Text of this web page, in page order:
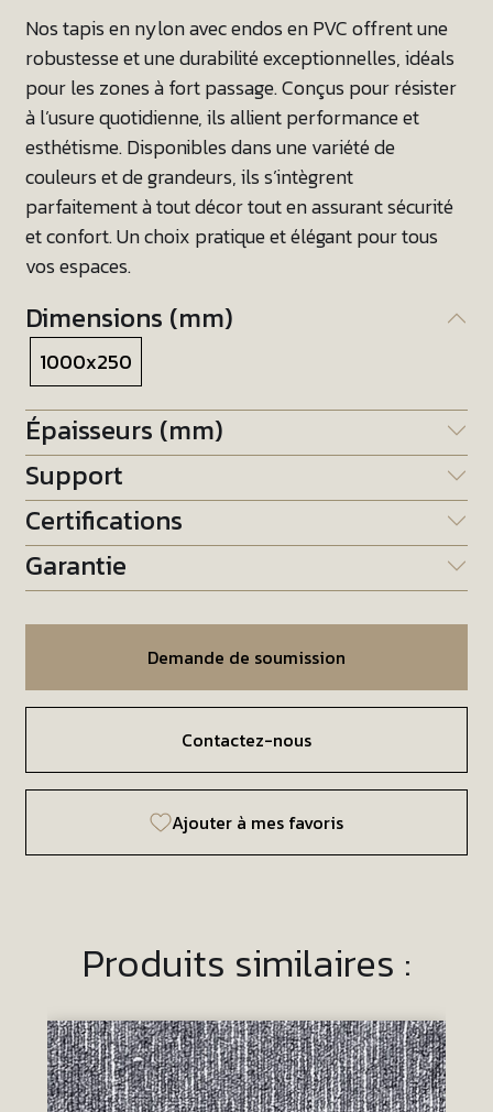
Nos tapis en nylon avec endos en PVC offrent une
robustesse et une durabilité exceptionnelles, idéals
pour les zones à fort passage. Conçus pour résister
à l’usure quotidienne, ils allient performance et
esthétisme. Disponibles dans une variété de
couleurs et de grandeurs, ils s’intègrent
parfaitement à tout décor tout en assurant sécurité
et confort. Un choix pratique et élégant pour tous
vos espaces.
Dimensions (mm)
1000x250
Épaisseurs (mm)
Support
Certifications
Garantie
Demande de soumission
Contactez-nous
Ajouter à mes favoris
Produits similaires :